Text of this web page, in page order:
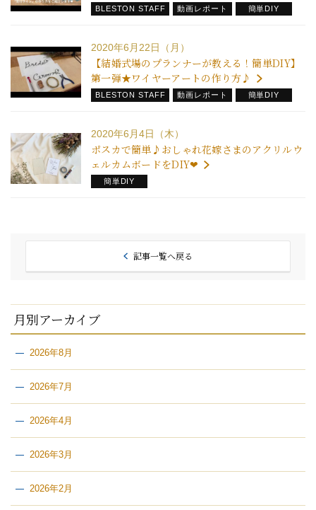
BLESTON STAFF 動画レポート 簡単DIY
2020年6月22日（月）
【結婚式場のプランナーが教える！簡単DIY】
第一弾★ワイヤーアートの作り方♪
BLESTON STAFF 動画レポート 簡単DIY
2020年6月4日（木）
ポスカで簡単♪おしゃれ花嫁さまのアクリルウ
ェルカムボードをDIY❤
簡単DIY
記事一覧へ戻る
月別アーカイブ
2026年8月
2026年7月
2026年4月
2026年3月
2026年2月